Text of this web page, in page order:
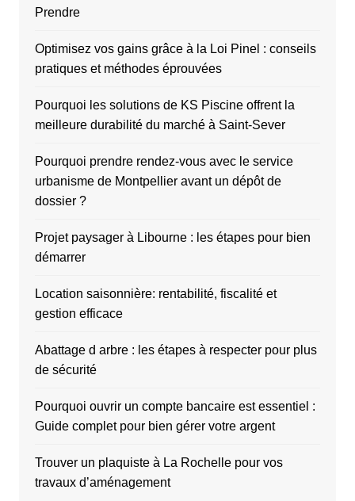
Prendre
Optimisez vos gains grâce à la Loi Pinel : conseils
pratiques et méthodes éprouvées
Pourquoi les solutions de KS Piscine offrent la
meilleure durabilité du marché à Saint-Sever
Pourquoi prendre rendez-vous avec le service
urbanisme de Montpellier avant un dépôt de
dossier ?
Projet paysager à Libourne : les étapes pour bien
démarrer
Location saisonnière: rentabilité, fiscalité et
gestion efficace
Abattage d arbre : les étapes à respecter pour plus
de sécurité
Pourquoi ouvrir un compte bancaire est essentiel :
Guide complet pour bien gérer votre argent
Trouver un plaquiste à La Rochelle pour vos
travaux d’aménagement